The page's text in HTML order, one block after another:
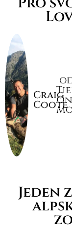
Craig
Coote
Jeden